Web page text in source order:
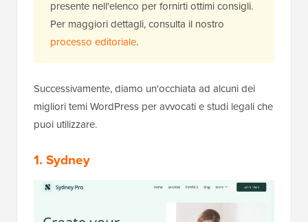
presente nell'elenco per fornirti ottimi consigli.
Per maggiori dettagli, consulta il nostro
processo editoriale.
Successivamente, diamo un'occhiata ad alcuni dei
migliori temi WordPress per avvocati e studi legali che
puoi utilizzare.
1. Sydney